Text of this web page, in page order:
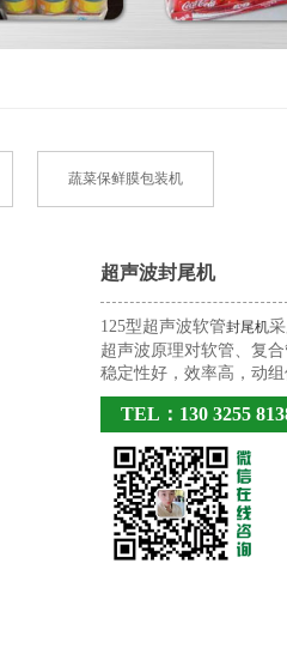
蔬菜保鲜膜包装机
超声波封尾机
125型超声波软管封尾机
超声波原理对软管、复
稳定性好，效率高，动组
TEL：130 3255